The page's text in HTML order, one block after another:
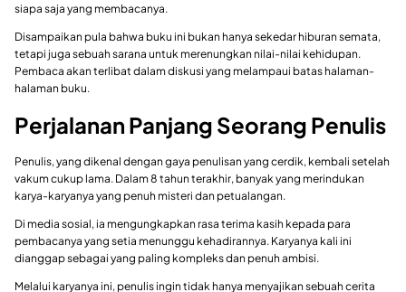
siapa saja yang membacanya.
Disampaikan pula bahwa buku ini bukan hanya sekedar hiburan semata,
tetapi juga sebuah sarana untuk merenungkan nilai-nilai kehidupan.
Pembaca akan terlibat dalam diskusi yang melampaui batas halaman-
halaman buku.
Perjalanan Panjang Seorang Penulis
Penulis, yang dikenal dengan gaya penulisan yang cerdik, kembali setelah
vakum cukup lama. Dalam 8 tahun terakhir, banyak yang merindukan
karya-karyanya yang penuh misteri dan petualangan.
Di media sosial, ia mengungkapkan rasa terima kasih kepada para
pembacanya yang setia menunggu kehadirannya. Karyanya kali ini
dianggap sebagai yang paling kompleks dan penuh ambisi.
Melalui karyanya ini, penulis ingin tidak hanya menyajikan sebuah cerita